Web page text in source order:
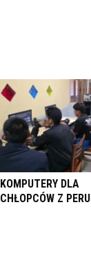
KOMPUTERY DLA
CHŁOPCÓW Z PERU